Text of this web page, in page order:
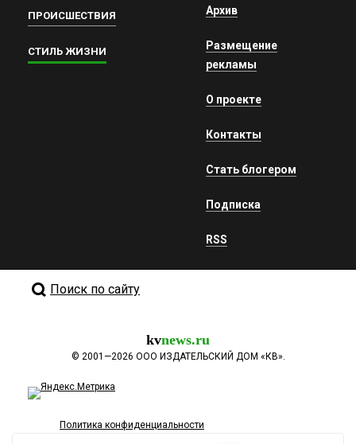
ПРОИСШЕСТВИЯ
СТИЛЬ ЖИЗНИ
Архив
Размещение
рекламы
О проекте
Контакты
Стать блогером
Подписка
RSS
Поиск по сайту
kvnews.ru
© 2001—2026 ООО ИЗДАТЕЛЬСКИЙ ДОМ «КВ».
Политика конфиденциальности